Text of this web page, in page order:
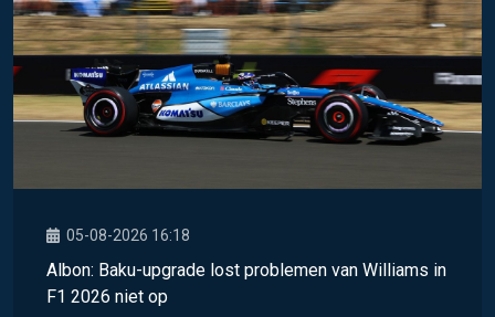
05-08-2026 16:18
Albon: Baku-upgrade lost problemen van Williams in
F1 2026 niet op